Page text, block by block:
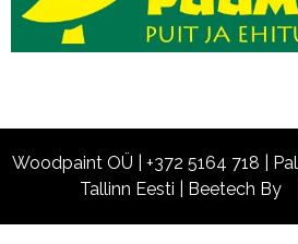
Woodpaint OÜ | +372 5164 718 |
Tallinn Eesti
Beetech By